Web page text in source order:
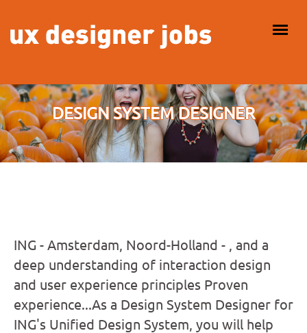
HOOFDMENU
DESIGN SYSTEM DESIGNER
ING - Amsterdam, Noord-Holland - , and a
deep understanding of interaction design
and user experience principles Proven
experience...As a Design System Designer for
ING's Unified Design System, you will help